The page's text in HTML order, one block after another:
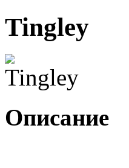
Tingley
Описание